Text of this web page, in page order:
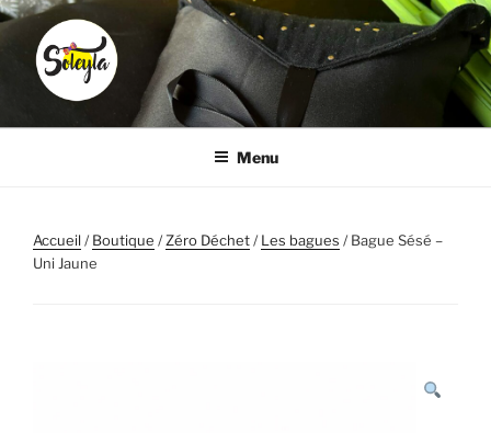
Aller
contenu
principal
SOLEYLA
Transformez la corvée coiffure en moment plaisir
Menu
Accueil/Boutique /Zéro Déchet/Les bagues / Bague Sésé –
Uni Jaune